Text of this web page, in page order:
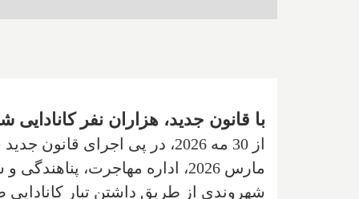
با قانون جدید، هزاران نفر کانادایی